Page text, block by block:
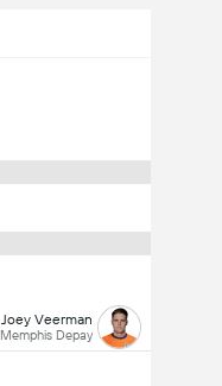
Joey Veerman
Memphis Depay